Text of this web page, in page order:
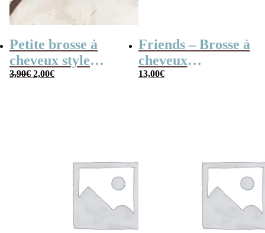
Petite brosse à
cheveux style
années 80
3,90€ Le
prix
2,00€Le
prix
Friends – Brosse à
cheveux
démêlante dinde
13,00€